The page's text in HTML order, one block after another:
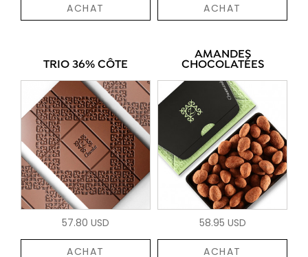
ACHAT ACHAT
TRIO 36% CÔTE
57.80 USD
ACHAT
AMANDES
CHOCOLATÉES
58.95 USD
ACHAT